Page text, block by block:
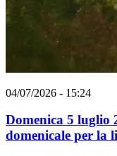
04/07/2026 - 15:24
Domenica 5 luglio
domenicale per la